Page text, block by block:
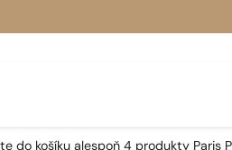
do košíku alespoň 4 produkty